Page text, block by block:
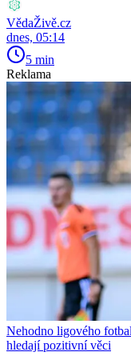
VědaŽivě.cz
dnes, 05:14
5 min
Reklama
Nehodno ligového
hledají pozitivní věci